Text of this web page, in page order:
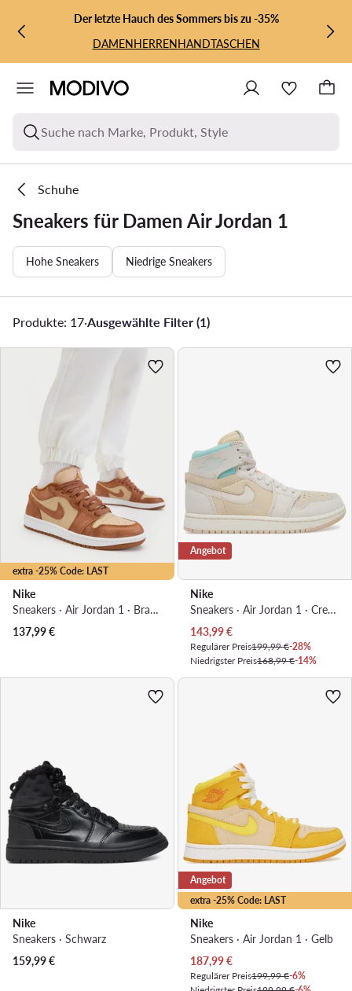
ZUM HAUPTINHALT SPRINGEN
ZUR SUCHEDer letzte Hauch des Sommers bis zu -35%
DAMENHERRENHANDTASCHEN
Suche nach Marke, Produkt, Style
Schuhe
Sneakers für Damen Air Jordan 1
Hohe Sneakers Niedrige Sneakers
Produkte: 17·Ausgewählte Filter (1)
extra -25% Code: LAST
Nike
Sneakers · Air Jordan 1 · Braun
137,99€
Angebot
Nike
Sneakers · Air Jordan 1 · Creme
Aktueller Preis
143,99€
Regulärer Preis199,99 €-28%
Niedrigster Preis168,99 €-14%
Nike
Sneakers · Schwarz
159,99€
extra -25% Code: LAST
Angebot
Nike
Sneakers · Air Jordan 1 · Gelb
Aktueller Preis
187,99€
Regulärer Preis199,99 €-6%